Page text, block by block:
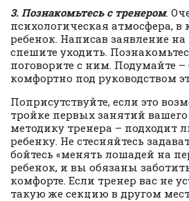
3. Познакомьтесь с тренером.
психологическая атмосфера, в
ребенок. Написав заявление
спешите уходить.
поговорите с ним. Подумайте –
комфортно под руководством
Поприсутствуйте, если это
тройке первых занятий
методику тренера – подходит
ребенку. Не стесняйтесь
бойтесь «менять лошадей на
ребенок, и вы обязаны
комфорте. Если тренер вас не
такую же секцию в другом